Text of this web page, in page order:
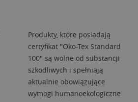
Produkty, które posiadają
certyfikat "Oko-Tex Standard
100" są wolne od substancji
szkodliwych i spełniają
aktualnie obowiązujące
wymogi humanoekologiczne.